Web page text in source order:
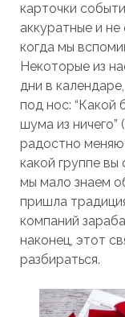
карточки
аккуратные и
когда мы
Некоторые из
дни в
под нос: “Какой
шума из ничего”
радостно
какой группе вы
мы мало знаем
пришла
компаний
наконец, этот
разбираться.